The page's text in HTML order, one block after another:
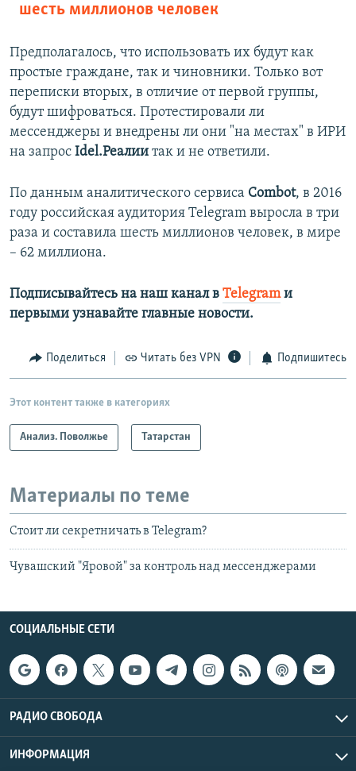
шесть миллионов человек
Предполагалось, что использовать их будут как
простые граждане, так и чиновники. Только вот
переписки вторых, в отличие от первой группы,
будут шифроваться. Протестировали ли
мессенджеры и внедрены ли они "на местах" в ИРИ
на запрос Idel.Реалии так и не ответили.
По данным аналитического сервиса Combot, в 2016
году российская аудитория Telegram выросла в три
раза и составила шесть миллионов человек, в мире
– 62 миллиона.
Подписывайтесь на наш канал в Telegramи
первыми узнавайте главные новости.
Поделиться Читать без VPN Подпишитесь
Этот контент также в категориях
Анализ. Поволжье Татарстан
Материалы по теме
Стоит ли секретничать в Telegram?
Чувашский "Яровой" за контроль над мессенджерами
СОЦИАЛЬНЫЕ СЕТИ
РАДИО СВОБОДА
ИНФОРМАЦИЯ